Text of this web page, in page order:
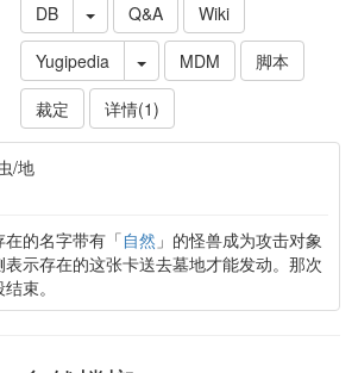
DB Q&A
Wiki
Yugipedia
MDM
脚本
裁定
详情(1)
/地
的名字带有「自然 」的怪兽成为攻击对象
示存在的这张卡送去墓地才能发动。那次
束。